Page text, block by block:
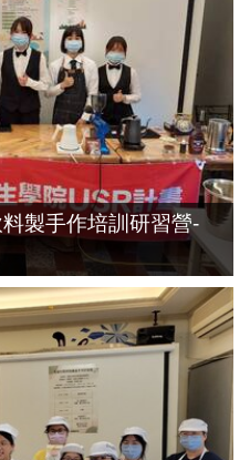
製手作培訓研習營-